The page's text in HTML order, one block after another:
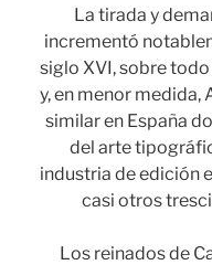
La tirada y
incrementó
siglo XVI, sobre todo
y, en menor medida,
similar en España
del arte
industria de edición
casi otros
Los reinados de